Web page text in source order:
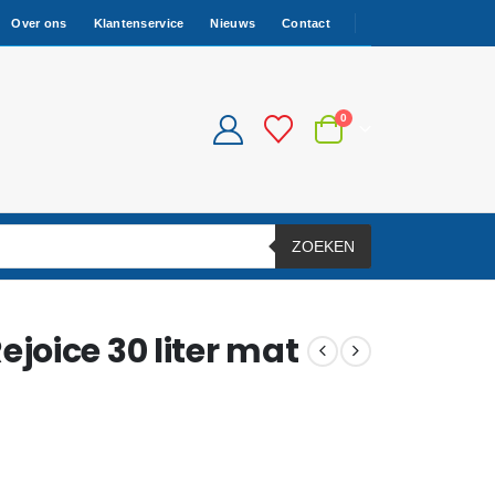
Over ons Klantenservice Nieuws Contact
0
ZOEKEN
30 liter mat